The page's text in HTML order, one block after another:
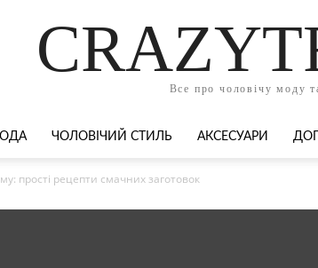
Все про чоловічу моду
ЧОЛОВІЧИЙ СТИЛЬ АКСЕСУАРИ
прості рецепти смачних заготовок